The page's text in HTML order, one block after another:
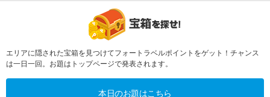
エリアに隠された宝箱を見つけてフォートラベルポイントをゲット！チャンス
は一日一回。お題はトップページで発表されます。
本日のお題はこちら